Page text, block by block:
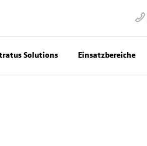
Solutions Einsatzbereiche